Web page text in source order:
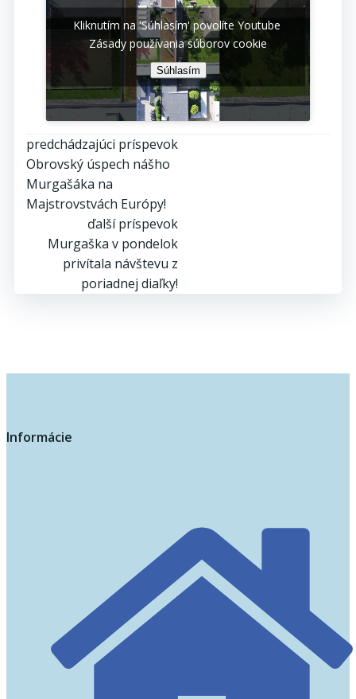
Kliknutím na 'Súhlasím' povolíte Youtube
Zásady používania súborov cookie
Súhlasím
Post
navigation
predchádzajúci príspevok
Obrovský úspech nášho
Murgašáka na
Majstrovstvách Európy!
Post
navigation
ďalší príspevok
Murgaška v pondelok
privítala návštevu z
poriadnej diaľky!
Informácie